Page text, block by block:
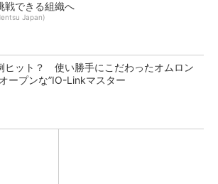
戦できる組織へ
Japan)
ヒット？ 使い勝手にこだわったオムロン
ープンな”IO-Linkマスター